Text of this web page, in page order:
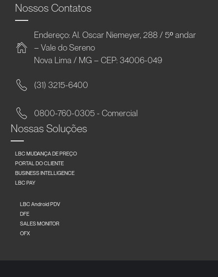
Nossos Contatos
Endereço: Al. Oscar Niemeyer, 288 / 5º andar
– Vale do Sereno
Nova Lima / MG – CEP: 34006-049
(31) 3215-6400
0800-760-0305 - Comercial
Nossas Soluções
LBC MUDANÇA DE PREÇO
PORTAL DO CLIENTE
BUSINESS INTELLIGENCE
LBC PAY
LBC Android PDV
DFE
SALES MONITOR
OFX